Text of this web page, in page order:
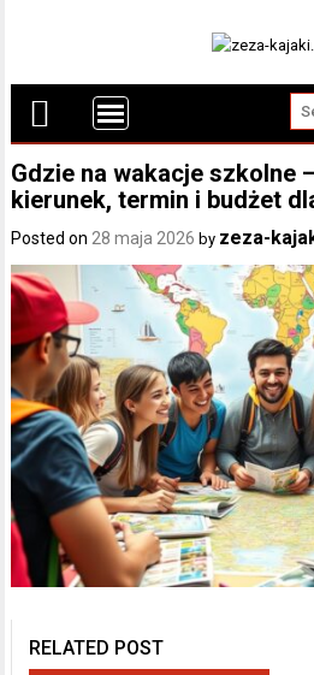
Gdzie na wakacje szkolne
kierunek, termin i budżet
Posted on 28 maja 2026 by zeza-
RELATED POST